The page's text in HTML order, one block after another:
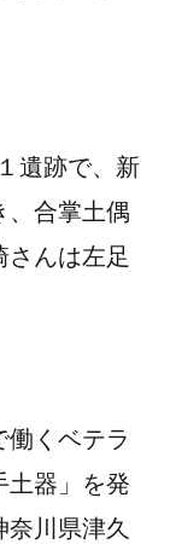
遺跡で、新
、合掌土偶
んは左足
くベテラ
土器」を発
川県津久